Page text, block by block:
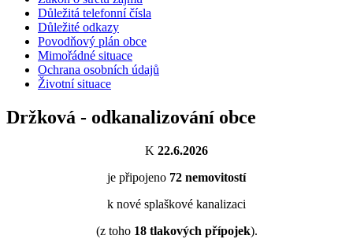
Důležitá telefonní čísla
Důležité odkazy
Povodňový plán obce
Mimořádné situace
Ochrana osobních údajů
Životní situace
Držková - odkanalizování obce
K 22.6.2026
je připojeno 72 nemovitostí
k nové splaškové kanalizaci
(z toho 18tlakových přípojek).